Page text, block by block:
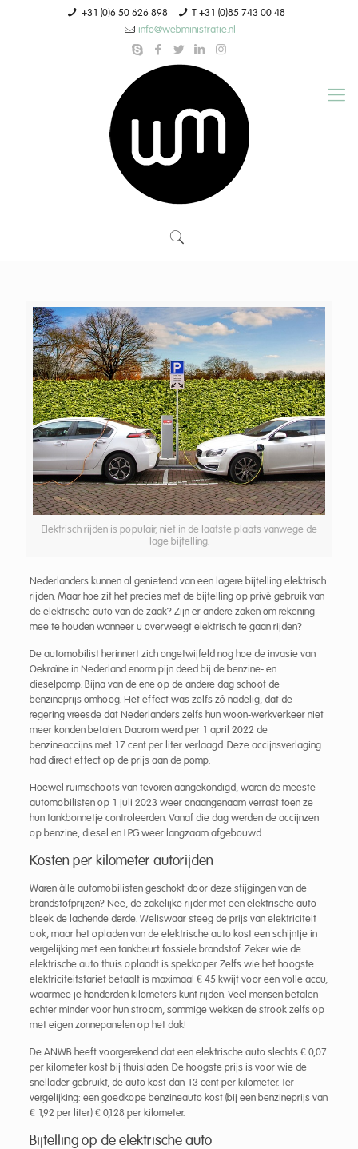
+31 (0)6 50 626 898
T +31 (0)85 743 00 48
info@webministratie.nl
Elektrisch rijden is populair, niet in de laatste plaats vanwege de
lage bijtelling.
Nederlanders kunnen al genietend van een lagere bijtelling elektrisch
rijden. Maar hoe zit het precies met de bijtelling op privé gebruik van
de elektrische auto van de zaak? Zijn er andere zaken om rekening
mee te houden wanneer u overweegt elektrisch te gaan rijden?
De automobilist herinnert zich ongetwijfeld nog hoe de invasie van
Oekraïne in Nederland enorm pijn deed bij de benzine- en
dieselpomp. Bijna van de ene op de andere dag schoot de
benzineprijs omhoog. Het effect was zelfs zó nadelig, dat de
regering vreesde dat Nederlanders zelfs hun woon-werkverkeer niet
meer konden betalen. Daarom werd per 1 april 2022 de
benzineaccijns met 17 cent per liter verlaagd. Deze accijnsverlaging
had direct effect op de prijs aan de pomp.
Hoewel ruimschoots van tevoren aangekondigd, waren de meeste
automobilisten op 1 juli 2023 weer onaangenaam verrast toen ze
hun tankbonnetje controleerden. Vanaf die dag werden de accijnzen
op benzine, diesel en LPG weer langzaam afgebouwd.
Kosten per kilometer autorijden
Waren álle automobilisten geschokt door deze stijgingen van de
brandstofprijzen? Nee, de zakelijke rijder met een elektrische auto
bleek de lachende derde. Weliswaar steeg de prijs van elektriciteit
ook, maar het opladen van de elektrische auto kost een schijntje in
vergelijking met een tankbeurt fossiele brandstof. Zeker wie de
elektrische auto thuis oplaadt is spekkoper. Zelfs wie het hoogste
elektriciteitstarief betaalt is maximaal € 45 kwijt voor een volle accu,
waarmee je honderden kilometers kunt rijden. Veel mensen betalen
echter minder voor hun stroom, sommige wekken de strook zelfs op
met eigen zonnepanelen op het dak!
De ANWB heeft voorgerekend dat een elektrische auto slechts € 0,07
per kilometer kost bij thuisladen. De hoogste prijs is voor wie de
snellader gebruikt, de auto kost dan 13 cent per kilometer. Ter
vergelijking: een goedkope benzineauto kost (bij een benzineprijs van
€ 1,92 per liter) € 0,128 per kilometer.
Bijtelling op de elektrische auto